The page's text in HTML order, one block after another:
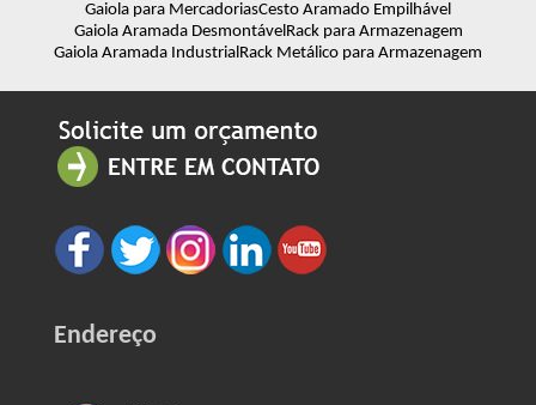
Gaiola para MercadoriasCesto Aramado Empilhável
Gaiola Aramada DesmontávelRack para Armazenagem
Gaiola Aramada IndustrialRack Metálico para Armazenagem
Endereço